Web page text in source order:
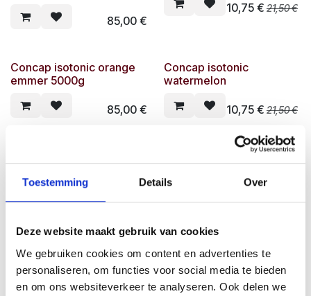
Toestemming Details Over
Deze website maakt gebruik van cookies
We gebruiken cookies om content en advertenties te
personaliseren, om functies voor social media te bieden
en om ons websiteverkeer te analyseren. Ook delen we
85,00€
10,75€ 21,50€
Concap isotonic orange
emmer 5000g
85,00€
Concap isotonic
watermelon
10,75€ 21,50€
5000g
Concap keton drink
23,50
Concap koerspetje
10,00€
Concap K-Rosine
energieshot